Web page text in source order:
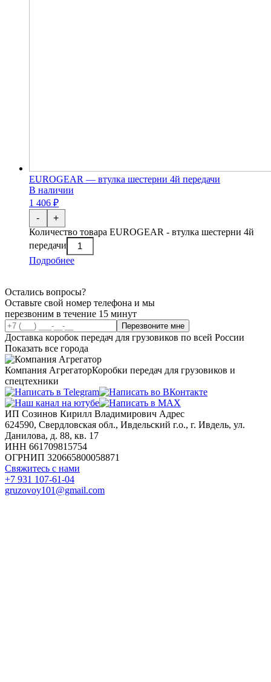
EUROGEAR — втулка шестерни 4й передачи
В наличии
1 406 ₽
-
Количество товара EUROGEAR - втулка шестерни 4й
передачи
+
Подробнее
Остались вопросы?
Оставьте свой номер телефона и мы
перезвоним в течение 15 минут
Перезвоните мне
Доставка коробок передач для грузовиков по всей России
Показать все города
Компания АгрегаторКоробки передач для грузовиков и
спецтехники
ИП Созинов Кирилл Владимирович Адрес
624590, Свердловская обл., Ивдельский г.о., г. Ивдель, ул.
Данилова, д. 88, кв. 17
ИНН 661709815754
ОГРНИП 320665800058871
Свяжитесь с нами
+7 931 107-61-04
gruzovoy101@gmail.com